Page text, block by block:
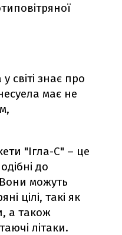
світі знає про
має не
"Ігла-С" – це
до
можуть
цілі, такі як
а також
літаки.